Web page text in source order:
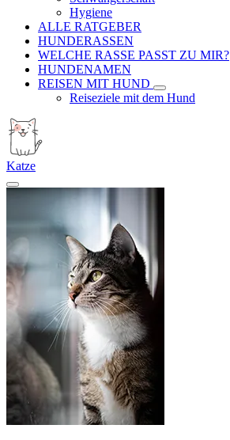
Hygiene
ALLE RATGEBER
HUNDERASSEN
WELCHE RASSE PASST ZU MIR?
HUNDENAMEN
REISEN MIT HUND
Reiseziele mit dem Hund
Katze